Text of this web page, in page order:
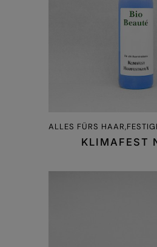
ALLES FÜRS
KLIMAFEST